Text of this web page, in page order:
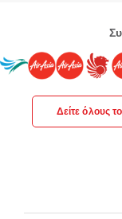
Δείτε όλους